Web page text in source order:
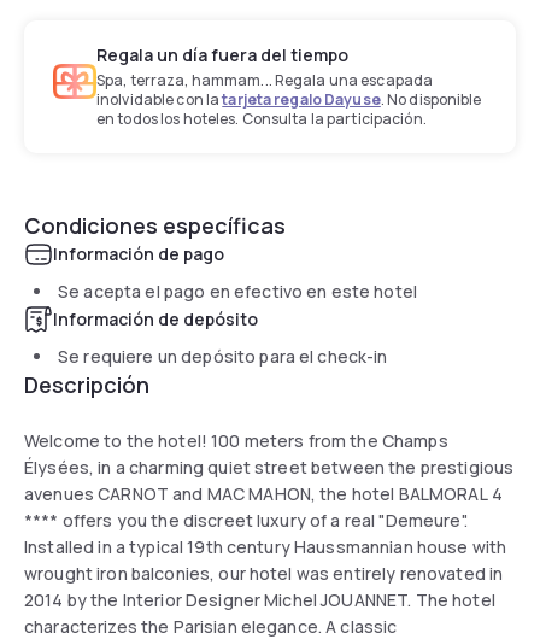
Regala un día fuera del tiempo
Spa, terraza, hammam... Regala una escapada
inolvidable con latarjeta regalo Dayuse. No disponible
en todos los hoteles. Consulta la participación.
Condiciones específicas
Información de pago
Se acepta el pago en efectivo en este hotel
Información de depósito
Se requiere un depósito para el check-in
Descripción
Welcome to the hotel! 100 meters from the Champs
Élysées, in a charming quiet street between the prestigious
avenues CARNOT and MAC MAHON, the hotel BALMORAL 4
**** offers you the discreet luxury of a real "Demeure".
Installed in a typical 19th century Haussmannian house with
wrought iron balconies, our hotel was entirely renovated in
2014 by the Interior Designer Michel JOUANNET. The hotel
characterizes the Parisian elegance. A classic